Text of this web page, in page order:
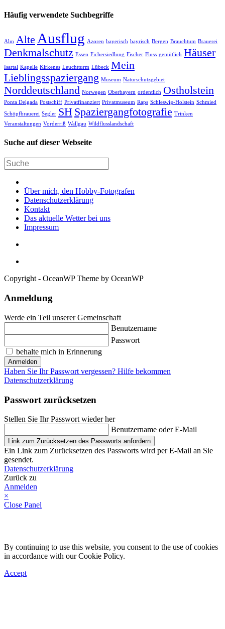
Häufig verwendete Suchbegriffe
Alm Alte Ausflug Azoren bayerisch bayrisch Bergen Brauchtum Brauerei
Denkmalschutz Essen Fichersiedlung Fischer Fluss gemütlich Häuser
Isartal Kapelle Kirkenes Leuchtturm Lübeck Mein
Lieblingsspaziergang Museum Naturschutzgebiet
Norddeutschland Norwegen Oberbayern ordentlich Ostholstein
Ponta Delgada Postschiff Privatfinanziert Privatmuseum Raps Schleswig-Holstein Schmied
Schöpfbrauerei Segler SH Spaziergangfotografie Trinken
Veranstaltungen Vorderriß Wallgau Wildflusslandschaft
Suche auf dieser Webseite
Über mich, den Hobby-Fotografen
Datenschutzerklärung
Kontakt
Das aktuelle Wetter bei uns
Impressum
Copyright - OceanWP Theme by OceanWP
Anmeldung
Werde ein Teil unserer Gemeinschaft
Benutzername
Passwort
behalte mich in Erinnerung
Anmelden
Haben Sie Ihr Passwort vergessen? Hilfe bekommen
Datenschutzerklärung
Passwort zurücksetzen
Stellen Sie Ihr Passwort wieder her
Benutzername oder E-Mail
Link zum Zurücksetzen des Passworts anfordern
Ein Link zum Zurücksetzen des Passworts wird per E-Mail an Sie
gesendet.
Datenschutzerklärung
Zurück zu
Anmelden
×
Close Panel
By continuing to use this website, you consent to the use of cookies
in accordance with our Cookie Policy.
Accept